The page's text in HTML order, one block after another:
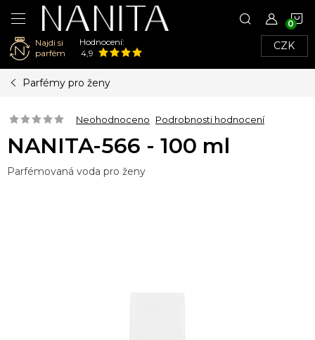
Najdi si
parfém
Hodnocení:
4,9
CZK
Parfémy pro ženy
Neohodnoceno Podrobnosti hodnocení
NANITA-566 - 100 ml
Parfémovaná voda pro ženy